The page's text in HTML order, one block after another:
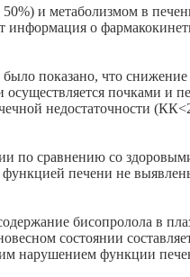
и метаболизмом в
информация о
показано, что
почками и
недостаточности
по сравнению со
печени не
бисопролола в
состоянии
нарушением функции